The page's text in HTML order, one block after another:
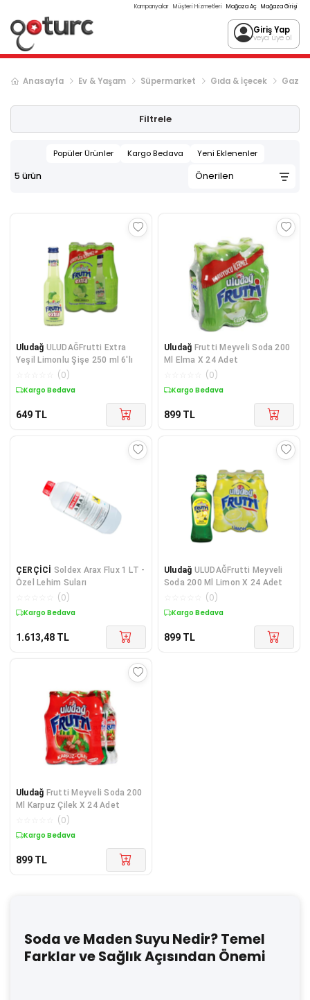
Kampanyalar Müşteri Hizmetleri Mağaza Aç Mağaza Girişi
Giriş Yap
veya üye ol
Anasayfa Ev & Yaşam Süpermarket Gıda & İçecek Gazlı
Filtrele
Popüler Ürünler Kargo Bedava Yeni Eklenenler
5 ürün
Uludağ ULUDAĞFrutti Extra
Yeşil Limonlu Şişe 250 ml 6'lı
(0)
Kargo Bedava
649 TL
Uludağ Frutti Meyveli Soda 200
Ml Elma X 24 Adet
(0)
Kargo Bedava
899 TL
ÇERÇİCİ Soldex Arax Flux 1 LT -
Özel Lehim Suları
(0)
Kargo Bedava
1.613,48 TL
Uludağ ULUDAĞFrutti Meyveli
Soda 200 Ml Limon X 24 Adet
(0)
Kargo Bedava
899 TL
Uludağ Frutti Meyveli Soda 200
Ml Karpuz Çilek X 24 Adet
(0)
Kargo Bedava
899 TL
Soda ve Maden Suyu Nedir? Temel
Farklar ve Sağlık Açısından Önemi